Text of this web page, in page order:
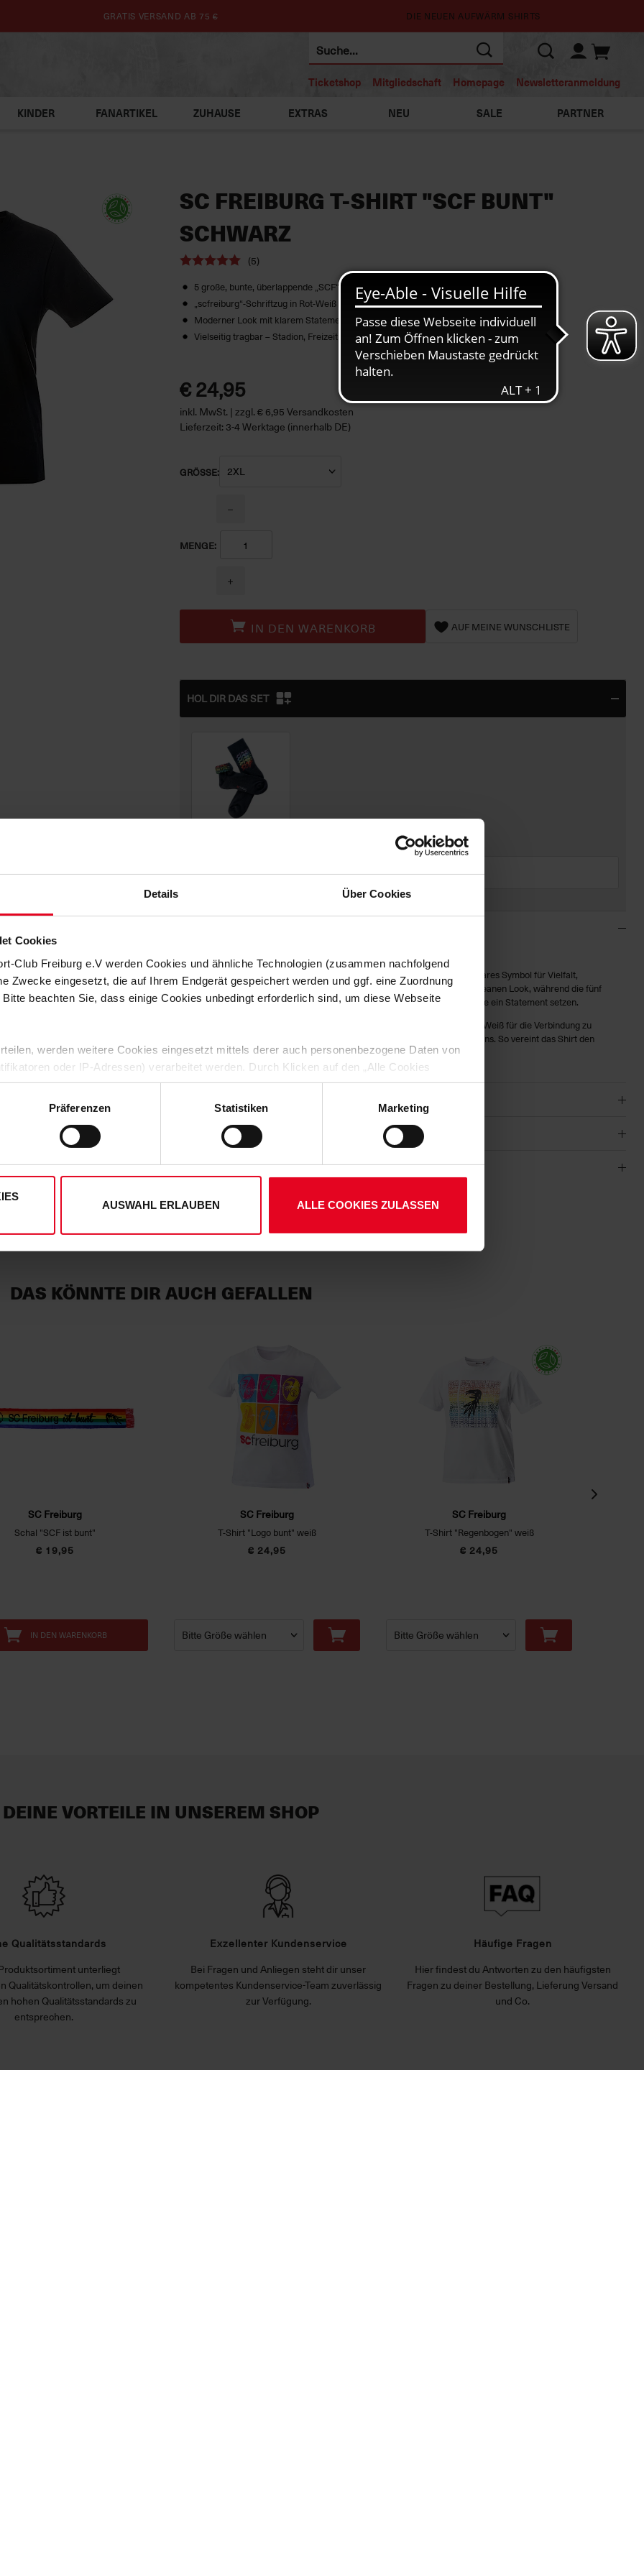
Details Über Cookies
Cookies
Club Freiburg e.V werden Cookies und ähnliche Technologien (zusammen nachfolgend
Zwecke eingesetzt, die auf Ihrem Endgerät gespeichert werden und ggf. eine Zuordnung
beachten Sie, dass einige Cookies unbedingt erforderlich sind, um diese Webseite
werden weitere Cookies eingesetzt mittels derer auch personenbezogene Daten von
oder IP-Adressen) verarbeitet werden. Durch Klicken auf den „Alle Cookies
der Speicherung aller aufgeführten Cookies und der entsprechenden Verarbeitung Ihrer
die unten jeweils angegebene Zwecke gem. § 25 Abs. 1 TDDDG, Art. 6 Abs. 1 lit. a DSGVO
auswählen, werden nur unbedingt erforderliche Cookies eingesetzt. Ihre etwaig erteilten
Präferenzen Statistiken Marketing
AUSWAHL ERLAUBEN ALLE COOKIES ZULASSEN
GRATIS VERSAND AB 75 € DIE NEUEN AUFWÄRM SHIRTS
Ticketshop Mitgliedschaft Homepage Newsletteranmeldung
KINDER FANARTIKEL ZUHAUSE EXTRAS NEU SALE PARTNER
SC FREIBURG T-SHIRT "SCF BUNT"
SCHWARZ
(5)
5 große, bunte, überlappende „SCF“-Schriftzüge
„scfreiburg“-Schriftzug in Rot-Weiß
Moderner Look mit klarem Statement
Vielseitig tragbar – Stadion, Freizeit & Alltag
€ 24,95
inkl. MwSt. | zzgl. € 6,95 Versandkosten
Lieferzeit: 3-4 Werktage (innerhalb DE)
GRÖSSE:
MENGE:
−
+
IN DEN WARENKORB AUF MEINE WUNSCHLISTE
HOL DIR DAS SET
(€24,95)
Das
SC Freiburg T-Shirt „SCF bunt“
ist mehr als nur Fanmode – es ist ein klares Symbol für Vielfalt,
Zusammenhalt und Vereinsliebe. Der schwarze Grundton sorgt für einen cleanen Look, während die fünf
übereinanderliegenden, regenbogenfarbenen „SCF“-Schriftzüge in der Mitte ein Statement setzen.
Direkt darüber sorgt ein kleiner „scfreiburg“-Schriftzug in klassischem Rot-Weiß für die Verbindung zu
unserem Verein und unterstreicht den einzigartigen Charakter dieses Designs. So vereint das Shirt den
dezenten Alltagslook mit einem kraftvollen Fan-Statement.
MATERIALIEN
KUNDENBEWERTUNGEN (5)
Artikelnummer: 25-100084
DAS KÖNNTE DIR AUCH GEFALLEN
SC Freiburg
Schal "SCF ist bunt"
€ 19,95
IN DEN WARENKORB
SC Freiburg
T-Shirt "Logo bunt" weiß
€ 24,95
SC Freiburg
T-Shirt "Regenbogen" weiß
€ 24,95
DEINE VORTEILE IN UNSEREM SHOP
Qualitätsstandards
unterliegt
Qualitätskontrollen, um deinen
hohen Qualitätsstandards zu
entsprechen.
Exzellenter Kundenservice
Bei Fragen und Anliegen steht dir unser
kompetentes Kundenservice-Team zuverlässig
zur Verfügung.
Häufige Fragen
Hier findest du Antworten zu den häufigsten
Fragen zu deiner Bestellung, Lieferung Versand
und Co.